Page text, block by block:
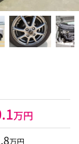
万円
万円